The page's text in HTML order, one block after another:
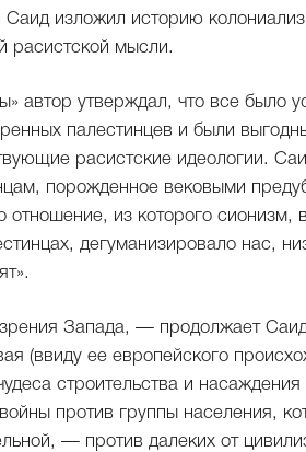
Саид изложил историю
расистской мысли.
автор утверждал, что все было
палестинцев и были
расистские идеологии.
порожденное вековыми
отношение, из которого
дегуманизировало нас,
зрения Запада, — продолжает
(ввиду ее европейского
строительства и
против группы населения,
— против далеких от